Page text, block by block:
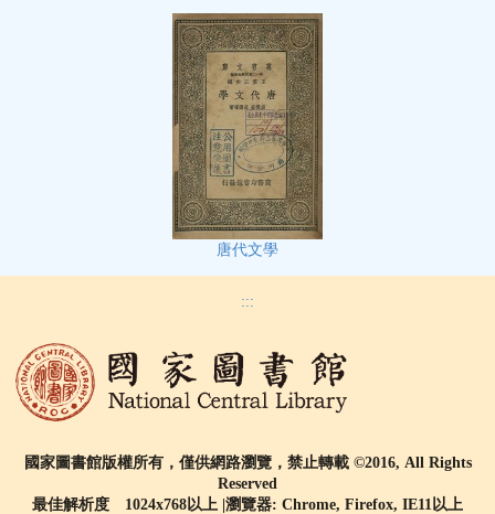
唐代文學
:::
國家圖書館版權所有，僅供網路瀏覽，禁止轉載 ©2016, All Rights
Reserved
最佳解析度 1024x768以上 |瀏覽器: Chrome, Firefox, IE11以上